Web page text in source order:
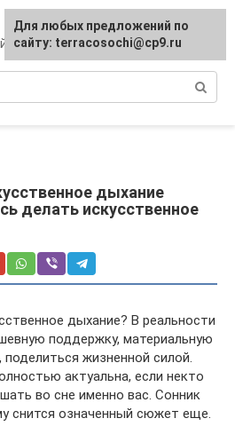
дыхание
делать искусственное
дыхание? В реальности
поддержку, материальную
жизненной силой.
актуальна, если некто
во сне именно вас. Сонник
снится означенный сюжет еще.
Для любых предложений по
сайту: terracosochi@cp9.ru